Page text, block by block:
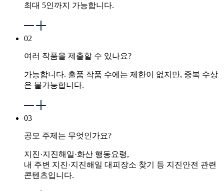
최대 5인까지 가능합니다.
02
여러 작품을 제출할 수 있나요?
가능합니다. 출품 작품 수에는 제한이 없지만, 중복 수상
은 불가능합니다.
03
공모 주제는 무엇인가요?
지진·지진해일·화산 행동요령,
내 주변 지진·지진해일 대피장소 찾기 등 지진안전 관련
콘텐츠입니다.